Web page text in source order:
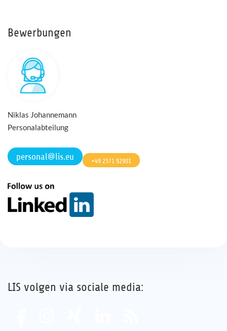
Bewerbungen
Niklas Johannemann
Personalabteilung
personal@lis.eu +49 2571 92901
LIS volgen via sociale media: